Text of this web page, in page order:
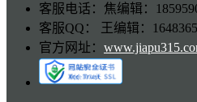
客服电话：焦编辑：
客服QQ： 王编辑：
官方网址：